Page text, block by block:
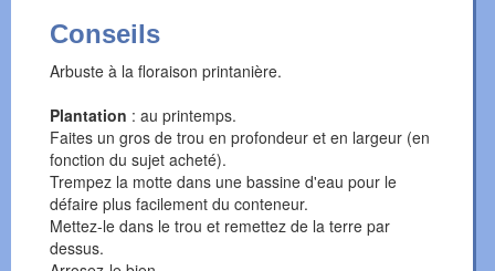
Conseils
Arbuste à la floraison printanière.
Plantation : au printemps.
Faites un gros de trou en profondeur et en largeur (en
fonction du sujet acheté).
Trempez la motte dans une bassine d'eau pour le
défaire plus facilement du conteneur.
Mettez-le dans le trou et remettez de la terre par
dessus.